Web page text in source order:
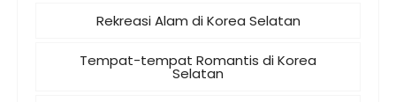
Rekreasi Alam di Korea Selatan
Tempat-tempat Romantis di Korea
Selatan